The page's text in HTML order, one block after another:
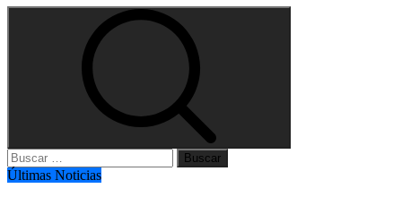
Buscar:
Últimas Noticias